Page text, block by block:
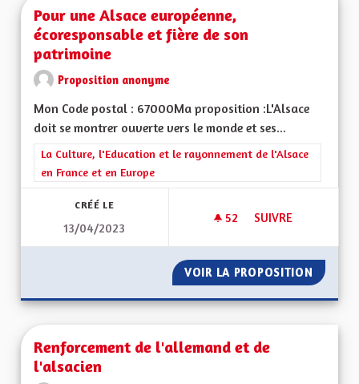
Pour une Alsace européenne,
écoresponsable et fière de son
patrimoine
Proposition anonyme
Mon Code postal : 67000Ma proposition :L'Alsace
doit se montrer ouverte vers le monde et ses...
Filtrer les résultats de la catégorie : La Culture, l'Education et
La Culture, l'Education et le rayonnement de l'Alsace
en France et en Europe
CRÉÉ LE
13/04/2023
52 52 ABONNÉS
SUIVRE
VOIR LA PROPOSITION POUR
Renforcement de l'allemand et de
l'alsacien